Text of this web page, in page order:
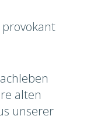
alten
unserer